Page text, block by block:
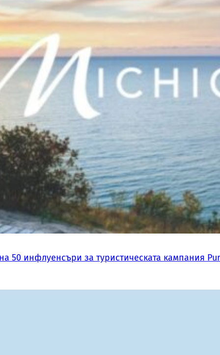
50 инфлуенсъри за туристическата кампания